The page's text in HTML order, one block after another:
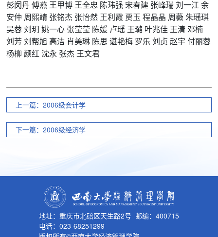
彭闵丹 傅燕 王甲博 王全忠 陈玮强 宋春建 张峰瑞 刘一江 余
安仲 周熙靖 张铭杰 张怡然 王利霞 贾玉 程晶晶 周薇 朱瑶琪
吴蓉 刘玥 姚一心 张莹莹 陈媛 卢瑶 王璐 叶兆佳 王清 邓楠
刘芳 刘帮旭 高洁 肖美琳 陈思 谌艳梅 罗乐 刘贞 赵宇 付丽蓉
杨柳 颜红 沈永 张杰 王文君
上一篇：2006级会计学
下一篇：2006级经济学
地址：重庆市北碚区天生路2号 邮编：400715
电话：023-68251299